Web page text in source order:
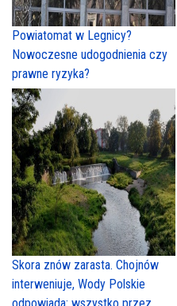
Powiatomat w Legnicy?
Nowoczesne udogodnienia czy
prawne ryzyka?
Skora znów zarasta. Chojnów
interweniuje, Wody Polskie